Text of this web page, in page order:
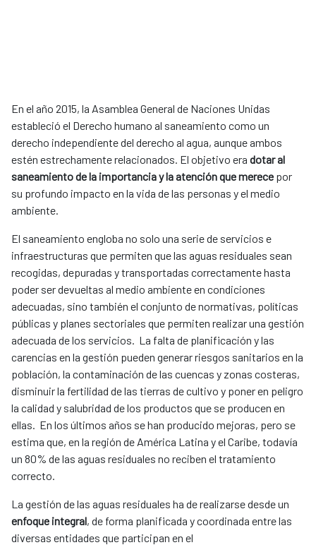
En el año 2015, la Asamblea General de Naciones Unidas
estableció el Derecho humano al saneamiento como un
derecho independiente del derecho al agua, aunque ambos
estén estrechamente relacionados. El objetivo era dotar al
saneamiento de la importancia y la atención que merece por
su profundo impacto en la vida de las personas y el medio
ambiente.
El saneamiento engloba no solo una serie de servicios e
infraestructuras que permiten que las aguas residuales sean
recogidas, depuradas y transportadas correctamente hasta
poder ser devueltas al medio ambiente en condiciones
adecuadas, sino también el conjunto de normativas, políticas
públicas y planes sectoriales que permiten realizar una gestión
adecuada de los servicios. La falta de planificación y las
carencias en la gestión pueden generar riesgos sanitarios en la
población, la contaminación de las cuencas y zonas costeras,
disminuir la fertilidad de las tierras de cultivo y poner en peligro
la calidad y salubridad de los productos que se producen en
ellas. En los últimos años se han producido mejoras, pero se
estima que, en la región de América Latina y el Caribe, todavía
un 80% de las aguas residuales no reciben el tratamiento
correcto.
La gestión de las aguas residuales ha de realizarse desde un
enfoque integral, de forma planificada y coordinada entre las
diversas entidades que participan en el